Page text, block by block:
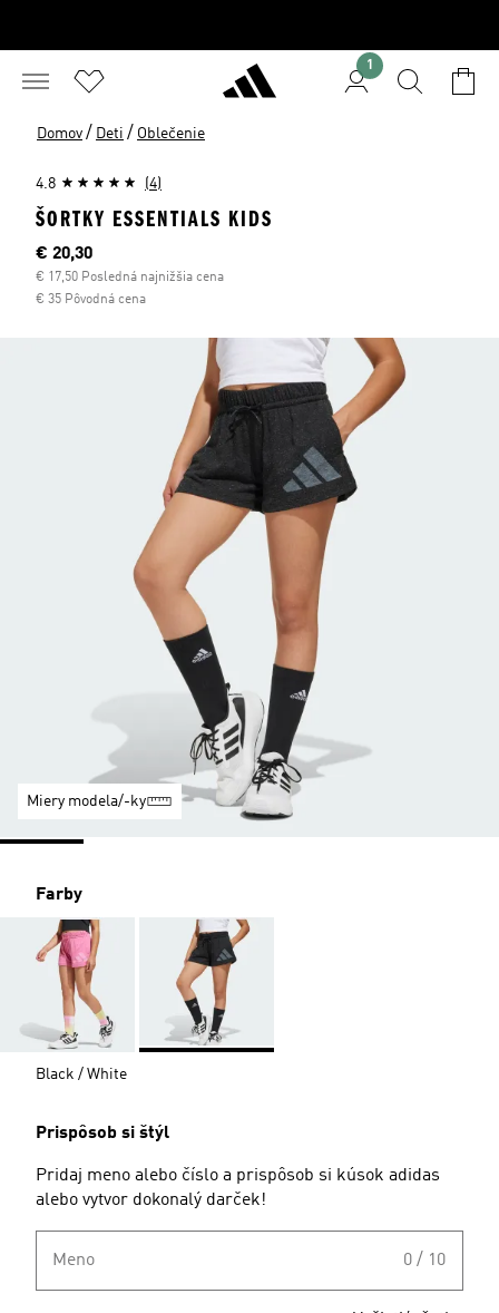
1
Domov / Deti / Oblečenie
4.8 (4)
ŠORTKY ESSENTIALS KIDS
Aktuálna cena
€ 20,30
€ 17,50 Posledná najnižšia cena
€ 35 Pôvodná cena
Miery modela/-ky
Farby
Black / White
Prispôsob si štýl
Pridaj meno alebo číslo a prispôsob si kúsok adidas
alebo vytvor dokonalý darček!
Meno 0 / 10